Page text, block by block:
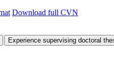
Download full CVN